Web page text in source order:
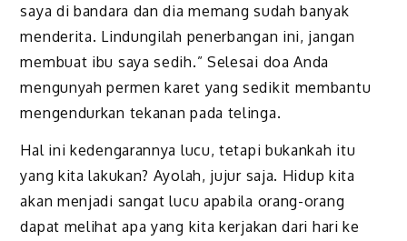
saya di bandara dan dia memang sudah banyak
menderita. Lindungilah penerbangan ini, jangan
membuat ibu saya sedih.” Selesai doa Anda
mengunyah permen karet yang sedikit membantu
mengendurkan tekanan pada telinga.
Hal ini kedengarannya lucu, tetapi bukankah itu
yang kita lakukan? Ayolah, jujur saja. Hidup kita
akan menjadi sangat lucu apabila orang-orang
dapat melihat apa yang kita kerjakan dari hari ke